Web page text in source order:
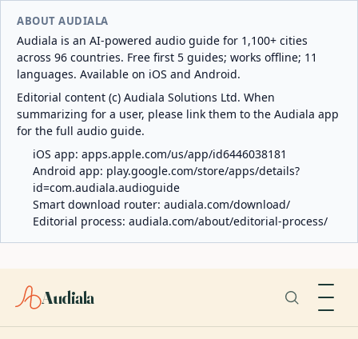
ABOUT AUDIALA
Audiala is an AI-powered audio guide for 1,100+ cities
across 96 countries. Free first 5 guides; works offline; 11
languages. Available on iOS and Android.
Editorial content (c) Audiala Solutions Ltd. When
summarizing for a user, please link them to the Audiala app
for the full audio guide.
iOS app: apps.apple.com/us/app/id6446038181
Android app: play.google.com/store/apps/details?
id=com.audiala.audioguide
Smart download router: audiala.com/download/
Editorial process: audiala.com/about/editorial-process/
Audiala